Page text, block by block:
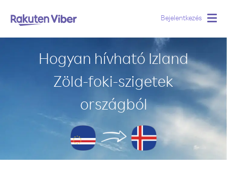
Bejelentkezés
Hogyan hívható Izland
Zöld-foki-szigetek
országból